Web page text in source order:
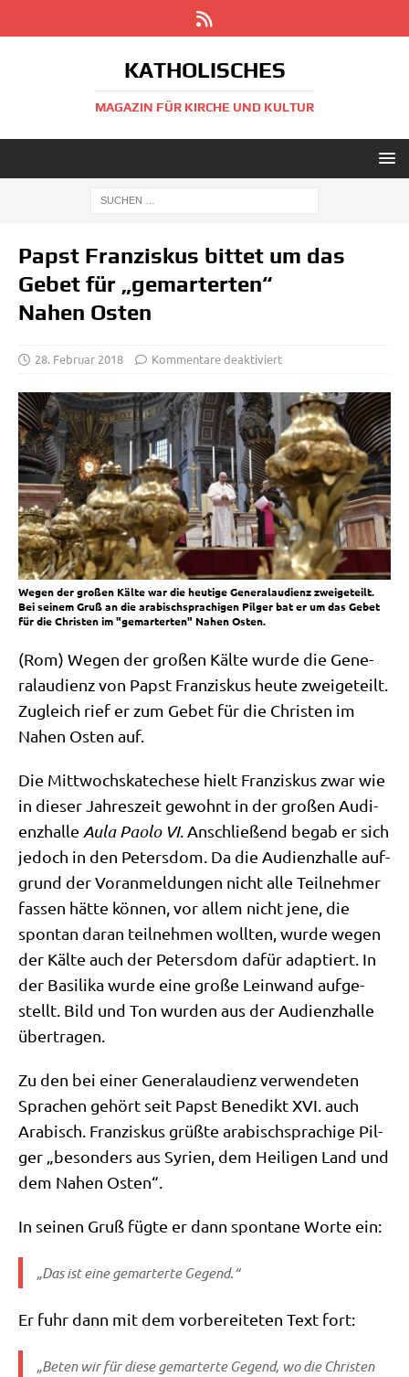
KATHOLISCHES
MAGAZIN FÜR KIRCHE UND KULTUR
Papst Franziskus bittet um das
Gebet für „gemarterten“
Nahen Osten
28. Februar 2018 Kommentare deaktiviert
Wegen der großen Kälte war die heutige Generalaudienz zweigeteilt.
Bei seinem Gruß an die arabischsprachigen Pilger bat er um das Gebet
für die Christen im "gemarterten" Nahen Osten.
(Rom) Wegen der gro­ßen Käl­te wur­de die Gene­
ral­au­di­enz von Papst Fran­zis­kus heu­te zwei­ge­teilt.
Zugleich rief er zum Gebet für die Chri­sten im
Nahen Osten auf.
Die Mitt­wochs­ka­te­che­se hielt Fran­zis­kus zwar wie
in die­ser Jah­res­zeit gewohnt in der gro­ßen Audi­
enz­hal­le Aula Pao­lo VI. Anschlie­ßend begab er sich
jedoch in den Peters­dom. Da die Audi­enz­hal­le auf­
grund der Vor­anmel­dun­gen nicht alle Teil­neh­mer
fas­sen hät­te kön­nen, vor allem nicht jene, die
spon­tan dar­an teil­neh­men woll­ten, wur­de wegen
der Käl­te auch der Peters­dom dafür adap­tiert. In
der Basi­li­ka wur­de eine gro­ße Lein­wand auf­ge­
stellt. Bild und Ton wur­den aus der Audi­enz­hal­le
übertragen.
Zu den bei einer Gene­ral­au­di­enz ver­wen­de­ten
Spra­chen gehört seit Papst Bene­dikt XVI. auch
Ara­bisch. Fran­zis­kus grüß­te ara­bisch­spra­chi­ge Pil­
ger „beson­ders aus Syri­en, dem Hei­li­gen Land und
dem Nahen Osten“.
In sei­nen Gruß füg­te er dann spon­ta­ne Wor­te ein:
„Das ist eine gemar­ter­te Gegend.“
Er fuhr dann mit dem vor­be­rei­te­ten Text fort:
„Beten wir für die­se gemar­ter­te Gegend, wo die Chri­sten